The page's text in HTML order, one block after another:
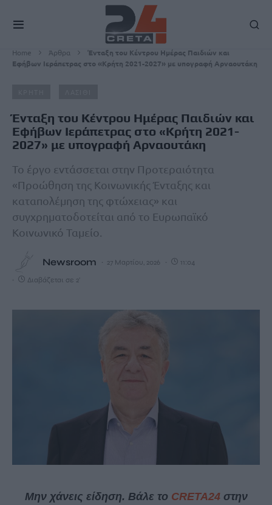
Home Άρθρα
Ένταξη του Κέντρου Ημέρας Παιδιών και
Εφήβων Ιεράπετρας στο «Κρήτη 2021-2027» με υπογραφή Αρναουτάκη
Ένταξη του Κέντρου Ημέρας Παιδιών και
Εφήβων Ιεράπετρας στο «Κρήτη 2021-
2027» με υπογραφή Αρναουτάκη
Το έργο εντάσσεται στην Προτεραιότητα
«Προώθηση της Κοινωνικής Ένταξης και
καταπολέμηση της φτώχειας» και
συγχρηματοδοτείται από το Ευρωπαϊκό
Κοινωνικό Ταμείο.
Newsroom 27 Μαρτίου, 2026 11:04
Διαβάζεται σε 2'
Μην χάνεις είδηση. Βάλε το CRETA24στην